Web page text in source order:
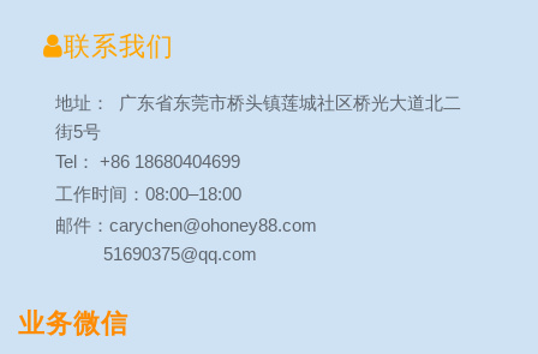
联系我们
地址： 广东省东莞市桥头镇莲城社区桥光大道北二
街5号
Tel： +86 18680404699
工作时间：08:00–18:00
邮件：carychen@ohoney88.com
51690375@qq.com
业务微信